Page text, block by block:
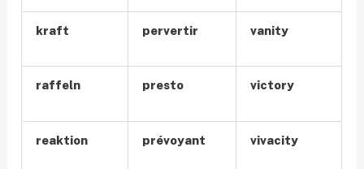
kraft pervertir vanity
raffeln presto victory
reaktion prévoyant vivacity